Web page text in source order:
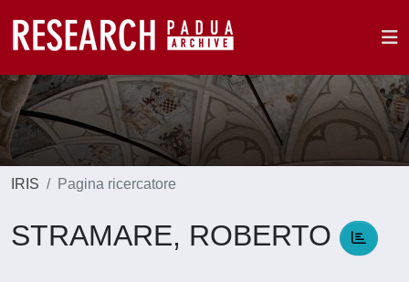
IRIS Pagina ricercatore
STRAMARE, ROBERTO